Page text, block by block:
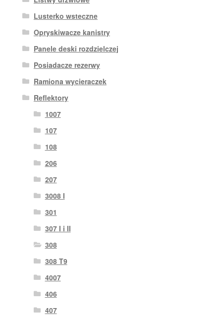
Lusterko wsteczne
Opryskiwacze kanistry
Panele deski rozdzielczej
Posiadacze rezerwy
Ramiona wycieraczek
Reflektory
1007
107
108
206
207
3008 I
301
307 I i II
308
308 T9
4007
406
407